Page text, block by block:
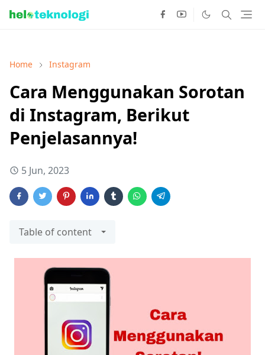
Home Instagram
Cara Menggunakan Sorotan
di Instagram, Berikut
Penjelasannya!
5 Jun, 2023
Table of content